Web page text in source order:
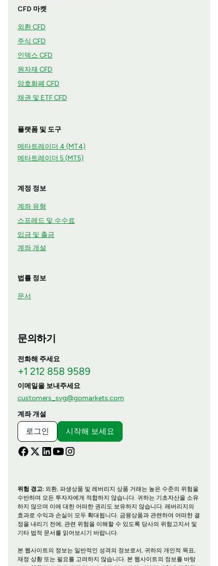
CFD 마켓
외환 CFD
주식 CFD
인덱스 CFD
원자재 CFD
암호화폐 CFD
채권 및 ETF CFD
플랫폼 및 도구
메타트레이더 4 (MT4)
메타트레이더 5 (MT5)
계정 정보
계좌 유형
스프레드 및 수수료
입금 및 출금
계좌 개설
법률 정보
문서
문의하기
전화해 주세요
+1 212 858 9589
이메일을 보내주세요
customers_svg@gomarkets.com
계좌 개설
로그인 시작해 보세요
위험 경고:외환, 파생상품 및 레버리지 상품 거래는 높은 수준의 위험을
수반하며 모든 투자자에게 적합하지 않습니다. 귀하는 기초자산을 소유
하지 않으며 이에 대한 어떠한 권리도 보유하지 않습니다. 레버리지의
효과로 수익과 손실이 모두 확대됩니다. 금융상품과 관련하여 어떠한 결
정을 내리기 전에, 관련 위험을 이해할 수 있도록 당사의 위험고지서 및
기타 법적 문서를 읽어보시기 바랍니다.
본 웹사이트의 정보는 일반적인 성격의 정보로서, 귀하의 개인적 목표,
재정 상황 또는 필요를 고려하지 않습니다. 본 웹사이트의 정보를 바탕